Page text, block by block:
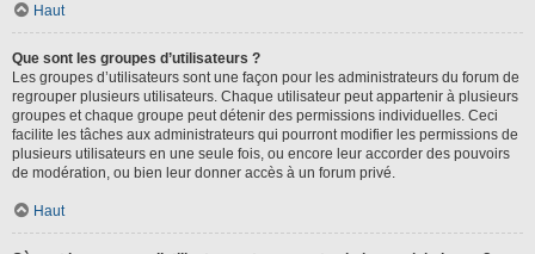
Haut
Que sont les groupes d’utilisateurs ?
Les groupes d’utilisateurs sont une façon pour les administrateurs du forum de
regrouper plusieurs utilisateurs. Chaque utilisateur peut appartenir à plusieurs
groupes et chaque groupe peut détenir des permissions individuelles. Ceci
facilite les tâches aux administrateurs qui pourront modifier les permissions de
plusieurs utilisateurs en une seule fois, ou encore leur accorder des pouvoirs
de modération, ou bien leur donner accès à un forum privé.
Haut